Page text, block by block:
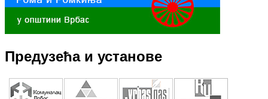
Предузећа и установе